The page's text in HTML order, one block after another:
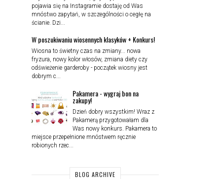
pojawia się na Instagramie dostaję od Was
mnóstwo zapytań, w szczególności o cegłę na
ścianie. Dzi...
W poszukiwaniu wiosennych klasyków + Konkurs!
Wiosna to świetny czas na zmiany... nowa
fryzura, nowy kolor włosów, zmiana diety czy
odświeżenie garderoby - początek wiosny jest
dobrym c...
Pakamera - wygraj bon na
zakupy!
Dzień dobry wszystkim! Wraz z
Pakamerą przygotowałam dla
Was nowy konkurs. Pakamera to
miejsce przepełnione mnóstwem ręcznie
robionych rzec...
BLOG ARCHIVE